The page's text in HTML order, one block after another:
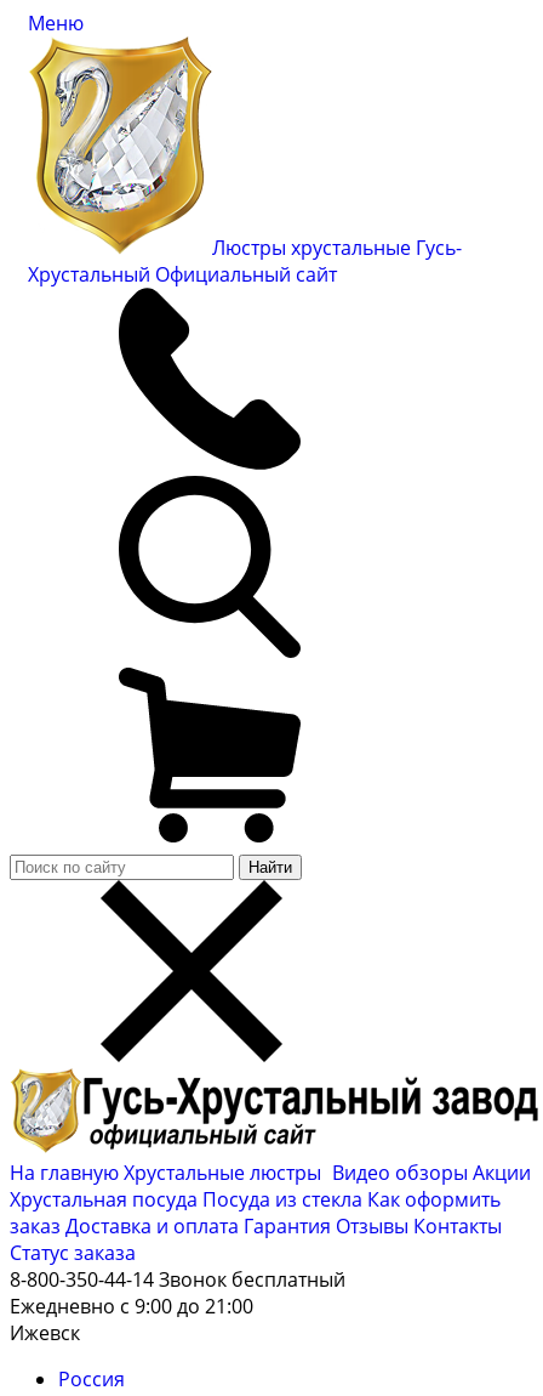
Меню
Люстры хрустальные Гусь-
Хрустальный Официальный сайт
Найти
На главнуюХрустальные люстры Видео обзоры Акции
Хрустальная посуда Посуда из стекла Как оформить
заказ Доставка и оплата Гарантия Отзывы Контакты
Cтатус заказа
8-800-350-44-14Звонок бесплатный
Ежедневно с 9:00 до 21:00
Ижевск
Россия